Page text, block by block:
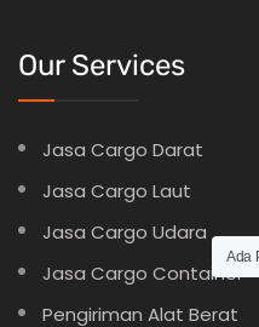
Our Services
Jasa Cargo Darat
Jasa Cargo Laut
Jasa Cargo Udara
Jasa Cargo Container
Pengiriman Alat Berat
Ada